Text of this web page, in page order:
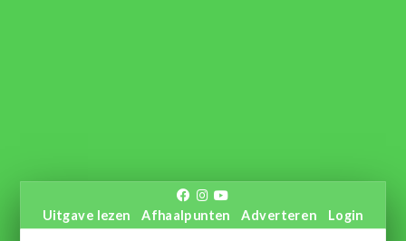
Uitgave lezen Afhaalpunten Adverteren Login